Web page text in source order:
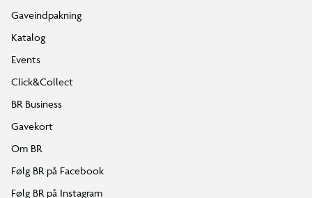
Gaveindpakning
Katalog
Events
Click&Collect
BR Business
Gavekort
Om BR
Følg BR på Facebook
Følg BR på Instagram